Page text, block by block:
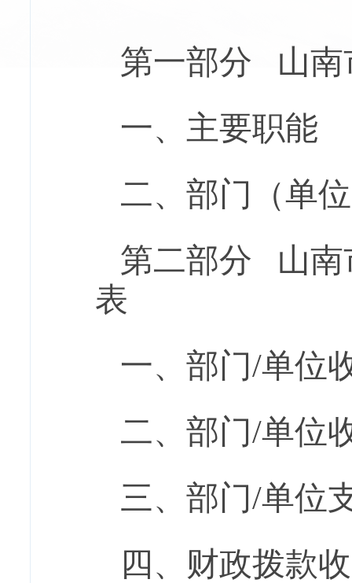
第一部分
山
一、主要职能
二、部门（单位
第二部分
山
表
一、部门/单位
二、部门/单位
三、部门/单位
四、财政拨款